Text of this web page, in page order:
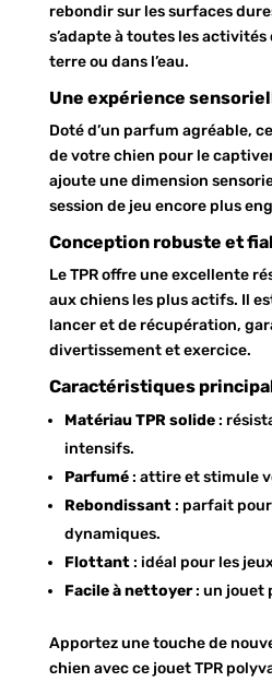
rebondir sur les surfaces
s’adapte à toutes les
terre ou dans l’eau.
Une expérience
Doté d’un parfum agréable,
de votre chien pour le
ajoute une dimension
session de jeu encore plus
Conception robuste et
Le TPR offre une excellente
aux chiens les plus actifs. Il
lancer et de récupération,
divertissement et exercice.
Caractéristiques
Matériau TPR solide:
intensifs.
Parfumé: attire et stimule
Rebondissant: parfait
dynamiques.
Flottant: idéal pour les
Facile à nettoyer: un jouet
Apportez une touche de
chien avec ce jouet TPR